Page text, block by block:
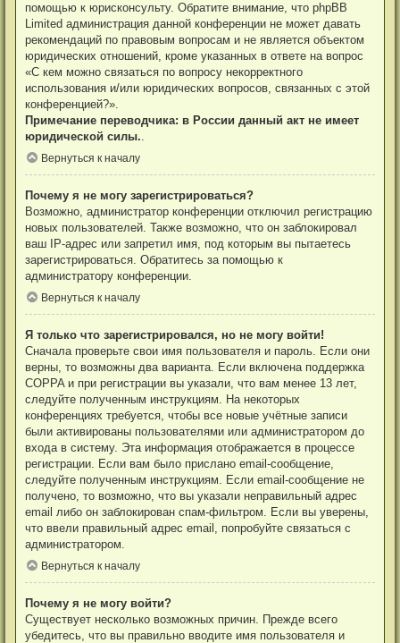
помощью к юрисконсульту. Обратите внимание, что phpBB
Limited администрация данной конференции не может давать
рекомендаций по правовым вопросам и не является объектом
юридических отношений, кроме указанных в ответе на вопрос
«С кем можно связаться по вопросу некорректного
использования и/или юридических вопросов, связанных с этой
конференцией?».
Примечание переводчика: в России данный акт не имеет
юридической силы..
Вернуться к началу
Почему я не могу зарегистрироваться?
Возможно, администратор конференции отключил регистрацию
новых пользователей. Также возможно, что он заблокировал
ваш IP-адрес или запретил имя, под которым вы пытаетесь
зарегистрироваться. Обратитесь за помощью к
администратору конференции.
Вернуться к началу
Я только что зарегистрировался, но не могу войти!
Сначала проверьте свои имя пользователя и пароль. Если они
верны, то возможны два варианта. Если включена поддержка
COPPA и при регистрации вы указали, что вам менее 13 лет,
следуйте полученным инструкциям. На некоторых
конференциях требуется, чтобы все новые учётные записи
были активированы пользователями или администратором до
входа в систему. Эта информация отображается в процессе
регистрации. Если вам было прислано email-сообщение,
следуйте полученным инструкциям. Если email-сообщение не
получено, то возможно, что вы указали неправильный адрес
email либо он заблокирован спам-фильтром. Если вы уверены,
что ввели правильный адрес email, попробуйте связаться с
администратором.
Вернуться к началу
Почему я не могу войти?
Существует несколько возможных причин. Прежде всего
убедитесь, что вы правильно вводите имя пользователя и